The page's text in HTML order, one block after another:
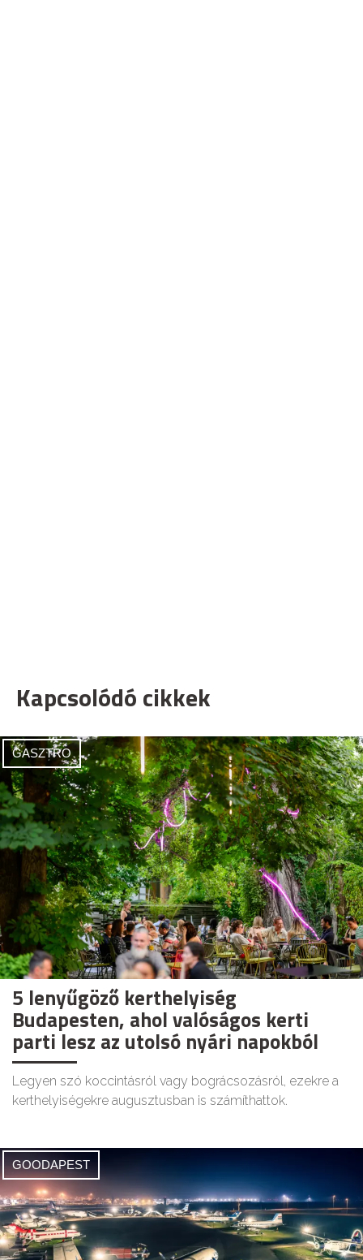
Kapcsolódó cikkek
GASZTRO
5 lenyűgöző kerthelyiség
Budapesten, ahol valóságos kerti
parti lesz az utolsó nyári napokból
Legyen szó koccintásról vagy bográcsozásról, ezekre a
kerthelyiségekre augusztusban is számíthattok.
GOODAPEST